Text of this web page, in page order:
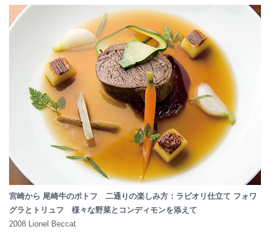
宮崎から 尾崎牛のポトフ 二通りの楽しみ方：ラビオリ仕立て フォワ
グラとトリュフ 様々な野菜とコンディモンを添えて
2008 Lionel Beccat